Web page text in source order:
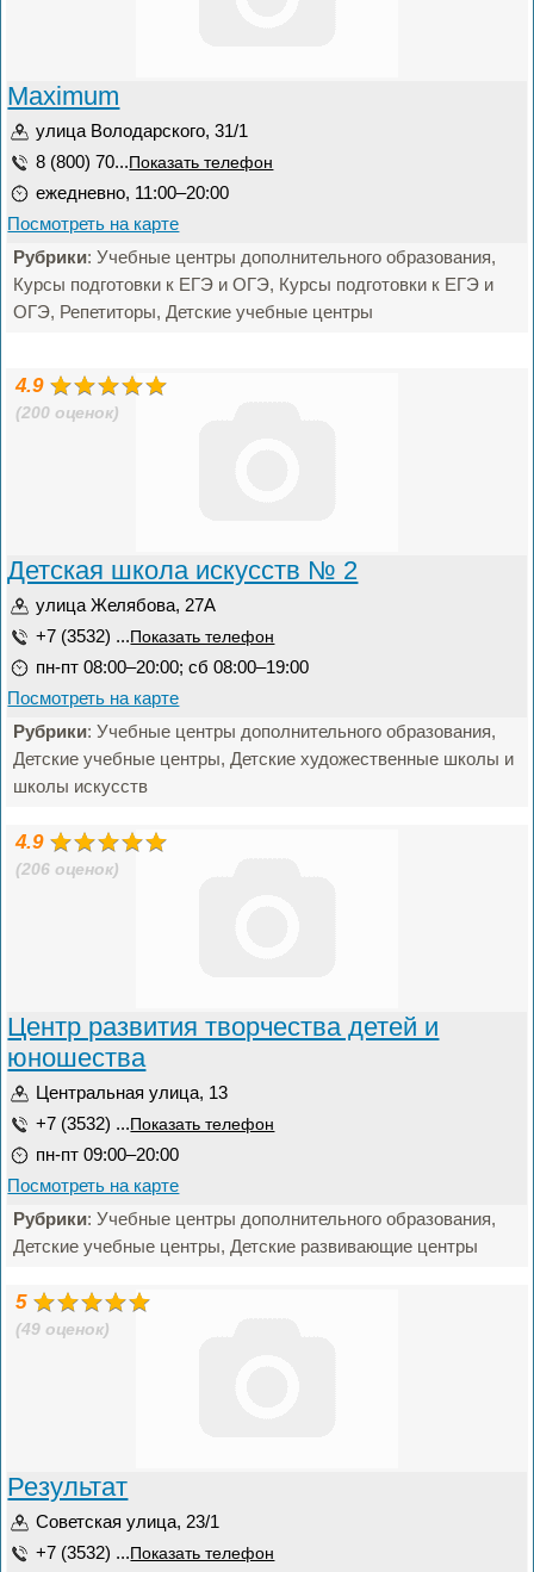
Maximum
улица Володарского, 31/1
8 (800) 70... Показать телефон
ежедневно, 11:00–20:00
Посмотреть на карте
Рубрики: Учебные центры дополнительного образования,
Курсы подготовки к ЕГЭ и ОГЭ, Курсы подготовки к ЕГЭ и
ОГЭ, Репетиторы, Детские учебные центры
4.9
(200 оценок)
Детская школа искусств № 2
улица Желябова, 27А
+7 (3532) ... Показать телефон
пн-пт 08:00–20:00; сб 08:00–19:00
Посмотреть на карте
Рубрики: Учебные центры дополнительного образования,
Детские учебные центры, Детские художественные школы и
школы искусств
4.9
(206 оценок)
Центр развития творчества детей и
юношества
Центральная улица, 13
+7 (3532) ... Показать телефон
пн-пт 09:00–20:00
Посмотреть на карте
Рубрики: Учебные центры дополнительного образования,
Детские учебные центры, Детские развивающие центры
5
(49 оценок)
Результат
Советская улица, 23/1
+7 (3532) ... Показать телефон